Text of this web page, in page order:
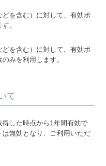
を含む）に対して、有効ポ
。
を含む）に対して、有効ポ
みを利用します。
て
した時点から1年間有効で
無効となり、ご利用いただ